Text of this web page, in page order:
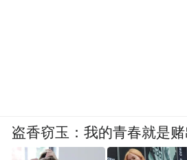
盗香窃玉：我的青春就是